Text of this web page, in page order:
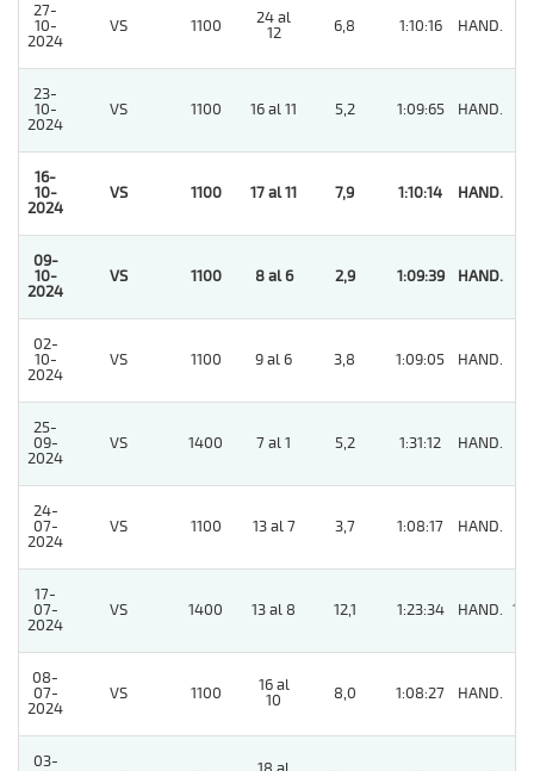
27-
10-
2024
VS 1100
24 al
12
6,8 1:10:16 HAND.
23-
10-
2024
VS 1100 16 al 11 5,2 1:09:65 HAND.
16-
10-
2024
VS 1100 17 al 11 7,9 1:10:14 HAND.
09-
10-
2024
VS 1100 8 al 6 2,9 1:09:39 HAND.
02-
10-
2024
VS 1100 9 al 6 3,8 1:09:05 HAND.
25-
09-
2024
VS 1400 7 al 1 5,2 1:31:12 HAND.
24-
07-
2024
VS 1100 13 al 7 3,7 1:08:17 HAND.
17-
07-
2024
VS 1400 13 al 8 12,1 1:23:34 HAND. 10
08-
07-
2024
VS 1100
16 al
10
8,0 1:08:27 HAND.
03-